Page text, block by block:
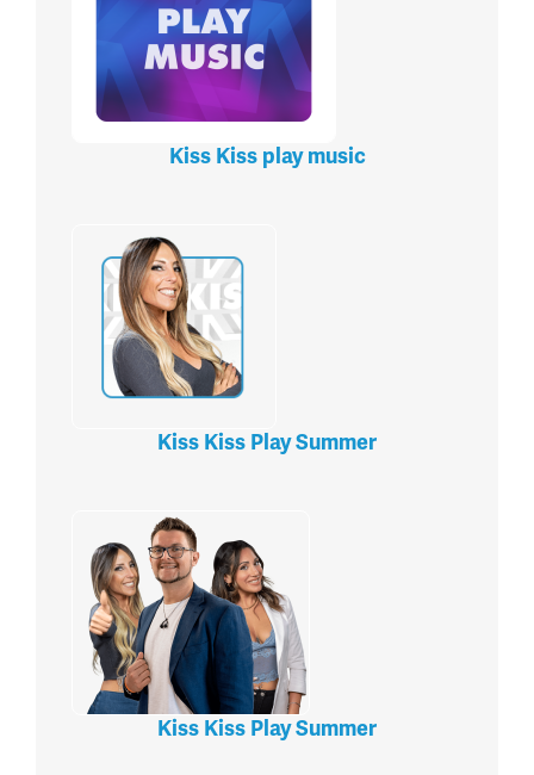
Kiss Kiss play music
Kiss Kiss Play Summer
Kiss Kiss Play Summer